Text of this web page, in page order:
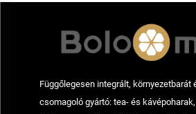
Függőlegesen integrált, környezetbarát
csomagoló gyártó: tea- és